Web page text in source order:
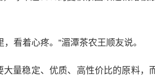
看着心疼。”湄潭茶农王顺友说。
量稳定、优质、高性价比的原料，